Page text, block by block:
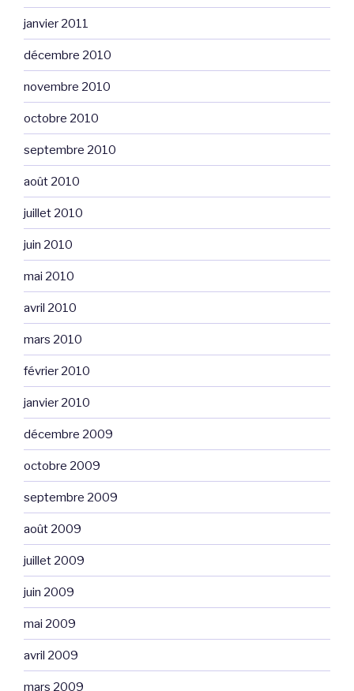
janvier 2011
décembre 2010
novembre 2010
octobre 2010
septembre 2010
août 2010
juillet 2010
juin 2010
mai 2010
avril 2010
mars 2010
février 2010
janvier 2010
décembre 2009
octobre 2009
septembre 2009
août 2009
juillet 2009
juin 2009
mai 2009
avril 2009
mars 2009